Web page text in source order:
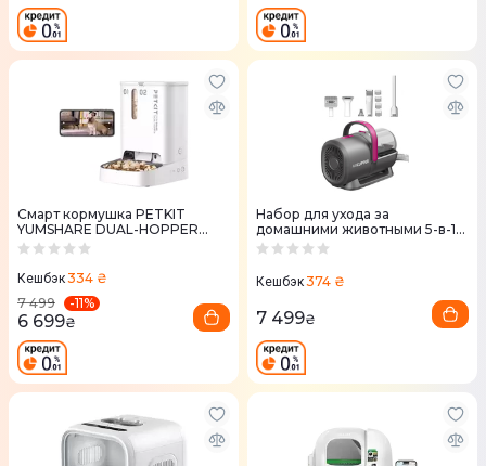
Смарт кормушка PETKIT
YUMSHARE DUAL-HOPPER
with Camera
Кешбэк334 ₴
7 499
-11%
6 699₴
Набор для ухода за
домашними животными 5-в-1
PETKIT Grooming Vacuum Kit
Кешбэк374 ₴
7 499₴